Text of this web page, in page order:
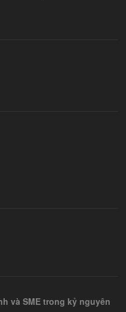
và SME trong kỷ nguyên